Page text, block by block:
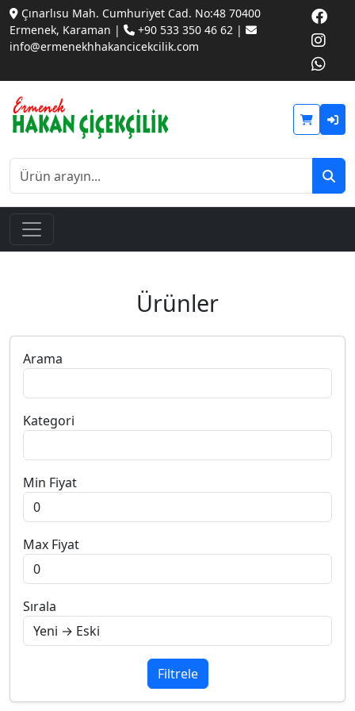
Çınarlısu Mah. Cumhuriyet Cad. No:48 70400
Ermenek, Karaman |
+90 533 350 46 62 |
info@ermenekhhakancicekcilik.com
Ürünler
Arama
Kategori
Min Fiyat
Max Fiyat
Sırala
Filtrele